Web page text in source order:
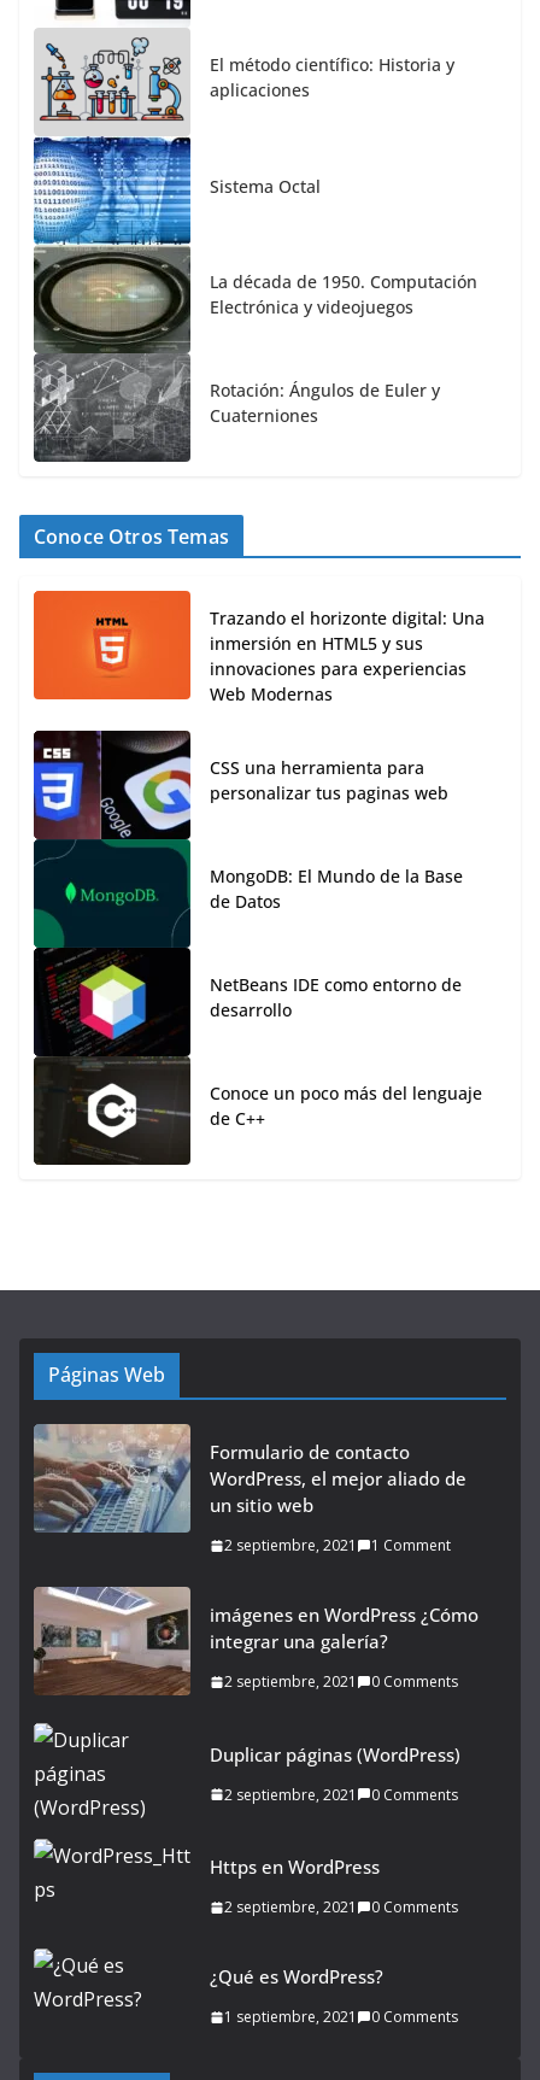
El método científico: Historia y
aplicaciones
Sistema Octal
La década de 1950. Computación
Electrónica y videojuegos
Rotación: Ángulos de Euler y
Cuaterniones
Conoce Otros Temas
Trazando el horizonte digital: Una
inmersión en HTML5 y sus
innovaciones para experiencias
Web Modernas
CSS una herramienta para
personalizar tus paginas web
MongoDB: El Mundo de la Base
de Datos
NetBeans IDE como entorno de
desarrollo
Conoce un poco más del lenguaje
de C++
Páginas Web
Formulario de contacto
WordPress, el mejor aliado de
un sitio web
2 septiembre, 2021 1 Comment
imágenes en WordPress ¿Cómo
integrar una galería?
2 septiembre, 2021 0 Comments
Duplicar páginas (WordPress)
2 septiembre, 2021 0 Comments
Https en WordPress
2 septiembre, 2021 0 Comments
¿Qué es WordPress?
1 septiembre, 2021 0 Comments